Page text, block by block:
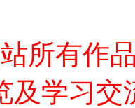
所有作
及学习交